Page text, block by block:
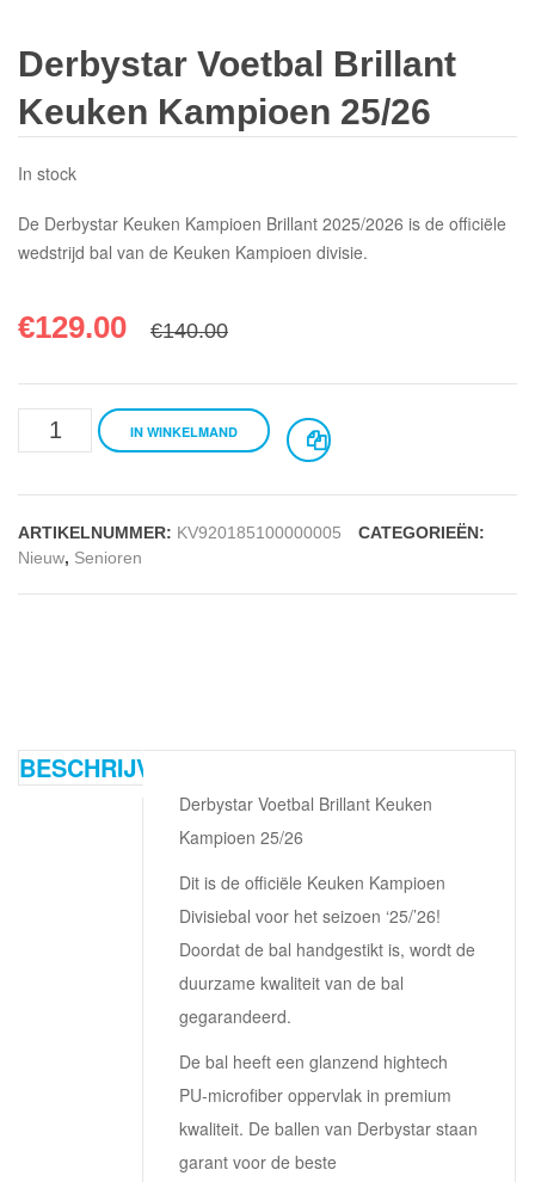
Derbystar Voetbal Brillant
Keuken Kampioen 25/26
In stock
De Derbystar Keuken Kampioen Brillant 2025/2026 is de officiële
wedstrijd bal van de Keuken Kampioen divisie.
€129.00 €140.00
Derbystar
Keuken
Kampioen
IN WINKELMAND
ARTIKELNUMMER: KV920185100000005
CATEGORIEËN:
Nieuw, Senioren
BESCHRIJVING
Derbystar Voetbal Brillant Keuken
Kampioen 25/26
Dit is de officiële Keuken Kampioen
Divisiebal voor het seizoen ‘25/’26!
Doordat de bal handgestikt is, wordt de
duurzame kwaliteit van de bal
gegarandeerd.
De bal heeft een glanzend hightech
PU-microfiber oppervlak in premium
kwaliteit. De ballen van Derbystar staan
garant voor de beste